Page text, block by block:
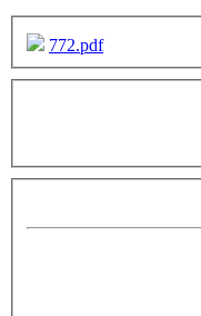
772.pdf